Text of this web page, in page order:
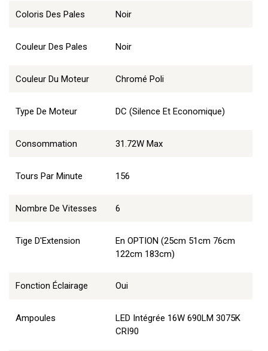
Coloris Des Pales Noir
Couleur Des Pales Noir
Couleur Du Moteur Chromé Poli
Type De Moteur DC (Silence Et Economique)
Consommation 31.72W Max
Tours Par Minute 156
Nombre De Vitesses 6
Tige D'Extension
En OPTION (25cm 51cm 76cm
122cm 183cm)
Fonction Éclairage Oui
Ampoules
LED Intégrée 16W 690LM 3075K
CRI90